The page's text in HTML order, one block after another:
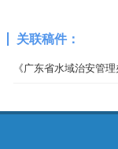
关联稿件：
《广东省水域治安管